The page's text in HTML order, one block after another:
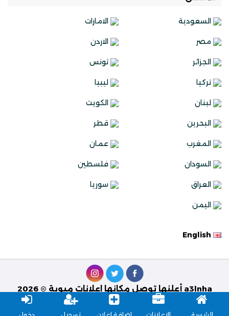
السعودية الامارات
مصر الاردن
الجزائر تونس
تركيا ليبيا
لبنان الكويت
البحرين قطر
المغرب عمان
السودان فلسطين
العراق سوريا
اليمن
a3lnha أعلنها توصل مكانها اعلانات مبوبة © 2026
تصميم وبرمجةBest Solutions